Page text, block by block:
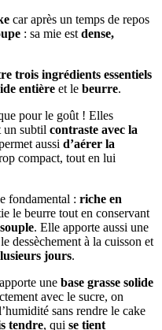
car après un temps de repos
: sa mie est dense,
trois ingrédients essentiels
entière et le beurre.
pour le goût ! Elles
un subtil contraste avec la
aussi d’aérer la
compact, tout en lui
fondamental : riche en
le beurre tout en conservant
. Elle apporte aussi une
dessèchement à la cuisson et
jours.
une base grasse solide
avec le sucre, on
sans rendre le cake
tendre, qui se tient